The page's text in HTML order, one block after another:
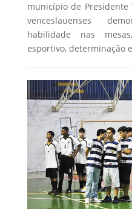
município de Presidente
venceslauenses
habilidade nas
esportivo, determinação